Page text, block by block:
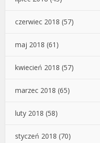
czerwiec 2018 (57)
maj 2018 (61)
kwiecień 2018 (57)
marzec 2018 (65)
luty 2018 (58)
styczeń 2018 (70)